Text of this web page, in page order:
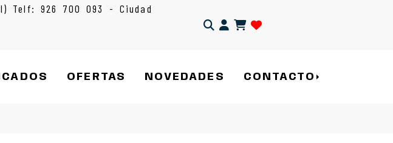
Telf: 926 700 093 - Ciudad
Identifícate
OFERTAS NOVEDADES CONTACTO